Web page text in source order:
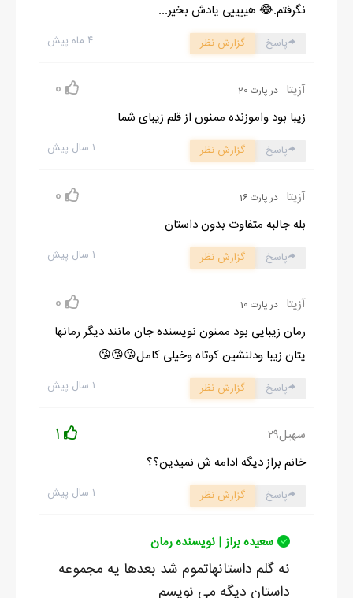
نگرفتم.😂 هییییی یادش بخیر...
۴ ماه پیش پاسخ گزارش نظر
آزیتا در پارت 20 0
زیبا بود واموزنده ممنون از قلم زیبای شما
۱ سال پیش پاسخ گزارش نظر
آزیتا در پارت 16 0
بله جالبه متفاوت بدون داستان
۱ سال پیش پاسخ گزارش نظر
آزیتا در پارت 10 0
رمان زیبایی بود ممنون نویسنده جان مانند دیگر رمانها
یتان زیبا ودلنشین کوتاه وخیلی کامل😘😘😘
۱ سال پیش پاسخ گزارش نظر
سهیل۲۹ 1
خانم براز دیگه ادامه ش نمیدین؟؟
۱ سال پیش پاسخ گزارش نظر
سعیده براز | نویسنده رمان
نه گلم داستانهاتموم شد بعدها یه مجموعه
داستان دیگه می نویسم